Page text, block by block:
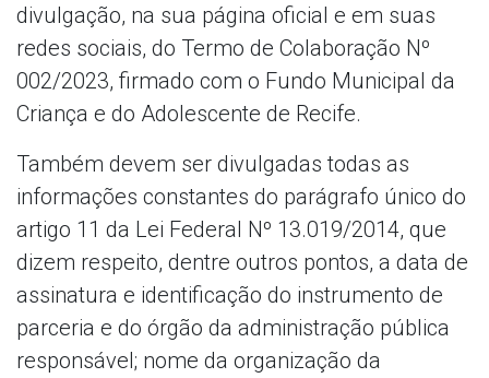
divulgação, na sua página oficial e em suas
redes sociais, do Termo de Colaboração Nº
002/2023, firmado com o Fundo Municipal da
Criança e do Adolescente de Recife.
Também devem ser divulgadas todas as
informações constantes do parágrafo único do
artigo 11 da Lei Federal Nº 13.019/2014, que
dizem respeito, dentre outros pontos, a data de
assinatura e identificação do instrumento de
parceria e do órgão da administração pública
responsável; nome da organização da